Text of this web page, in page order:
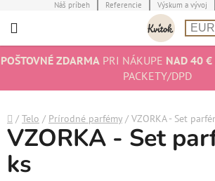
na
Náš príbeh Referencie Výskum a vývoj
EUR
POŠTOVNÉ ZDARMAPRI NÁKUPE NAD 40 €
PACKETY/DPD
Domov
/ Telo / Prírodné parfémy / VZORKA - Set
VZORKA - Set
ks